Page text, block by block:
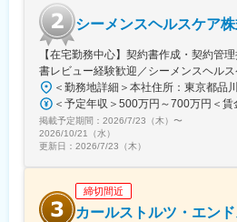
変更の範囲：会社の定める業務
シーメンスヘルスケア
【在宅勤務中心】契約書作成・契約管
書レビュー経験歓迎／シーメンスヘルス
掲載予定期間： 2026/7/23（木） 〜
2026/10/21（水）
更新日： 2026/7/23（木）
締切間近
カールストルツ・エン